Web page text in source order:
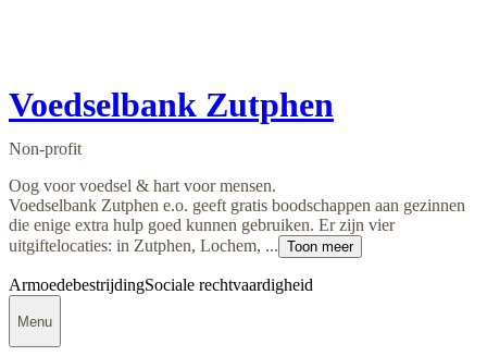
Voedselbank Zutphen
Non-profit
Oog voor voedsel & hart voor mensen.
Voedselbank Zutphen e.o. geeft gratis boodschappen aan gezinnen
die enige extra hulp goed kunnen gebruiken. Er zijn vier
uitgiftelocaties: in Zutphen, Lochem, ... Toon meer
ArmoedebestrijdingSociale rechtvaardigheid
Menu